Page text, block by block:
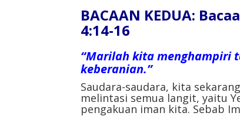
BACAAN KEDUA:
4:14-16
“Marilah kita menghampiri
keberanian.”
Saudara-saudara, kita
melintasi semua langit, yaitu
pengakuan iman kita. Sebab